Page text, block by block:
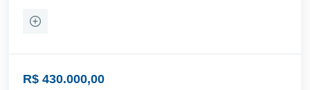
R$ 430.000,00